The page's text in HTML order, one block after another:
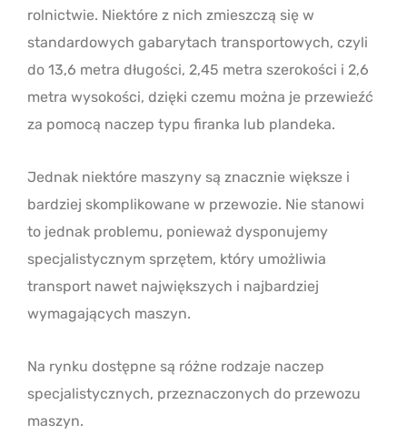
rolnictwie. Niektóre z nich zmieszczą się w
standardowych gabarytach transportowych, czyli
do 13,6 metra długości, 2,45 metra szerokości i 2,6
metra wysokości, dzięki czemu można je przewieźć
za pomocą naczep typu firanka lub plandeka.
Jednak niektóre maszyny są znacznie większe i
bardziej skomplikowane w przewozie. Nie stanowi
to jednak problemu, ponieważ dysponujemy
specjalistycznym sprzętem, który umożliwia
transport nawet największych i najbardziej
wymagających maszyn.
Na rynku dostępne są różne rodzaje naczep
specjalistycznych, przeznaczonych do przewozu
maszyn.